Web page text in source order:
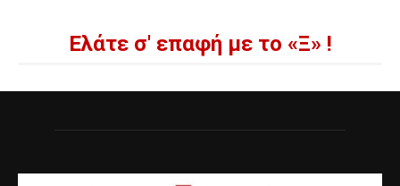
Ελάτε σ' επαφή με το «Ξ» !